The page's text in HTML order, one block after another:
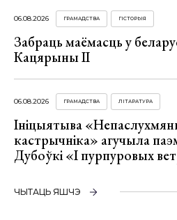
06.08.2026 ГРАМАДСТВА ГІСТОРЫЯ
Забраць маёмасць у
Кацярыны ІІ
06.08.2026 ГРАМАДСТВА ЛІТАРАТУРА
Ініцыятыва
кастрычніка» агучыла
Дубоўкі «І пурпуровых
ЧЫТАЦЬ ЯШЧЭ